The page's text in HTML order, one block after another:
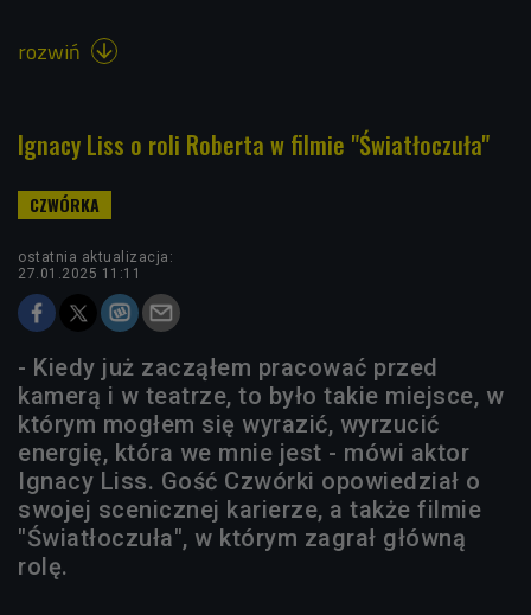
rozwiń 
Ignacy Liss o roli Roberta w filmie "Światłoczuła"
ostatnia aktualizacja:
27.01.2025 11:11
- Kiedy już zacząłem pracować przed
kamerą i w teatrze, to było takie miejsce, w
którym mogłem się wyrazić, wyrzucić
energię, która we mnie jest - mówi aktor
Ignacy Liss. Gość Czwórki opowiedział o
swojej scenicznej karierze, a także filmie
"Światłoczuła", w którym zagrał główną
rolę.